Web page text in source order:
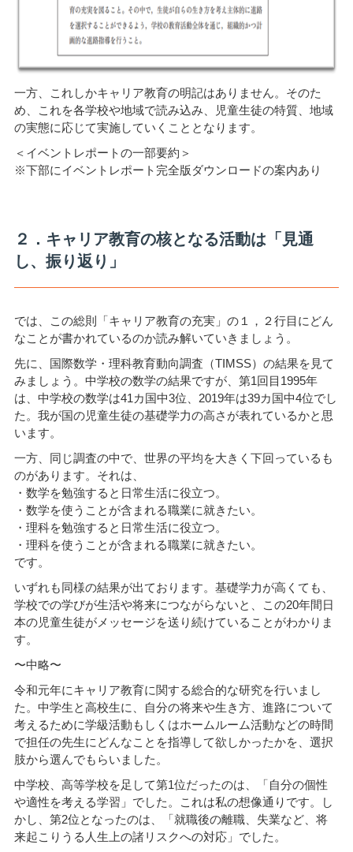
一方、これしかキャリア教育の明記はありません。そのた
め、これを各学校や地域で読み込み、児童生徒の特質、地域
の実態に応じて実施していくこととなります。
＜イベントレポートの一部要約＞
※下部にイベントレポート完全版ダウンロードの案内あり
２．キャリア教育の核となる活動は「見通
し、振り返り」
では、この総則「キャリア教育の充実」の１，２行目にどん
なことが書かれているのか読み解いていきましょう。
先に、国際数学・理科教育動向調査（TIMSS）の結果を見て
みましょう。中学校の数学の結果ですが、第1回目1995年
は、中学校の数学は41カ国中3位、2019年は39カ国中4位でし
た。我が国の児童生徒の基礎学力の高さが表れているかと思
います。
一方、同じ調査の中で、世界の平均を大きく下回っているも
のがあります。それは、
・数学を勉強すると日常生活に役立つ。
・数学を使うことが含まれる職業に就きたい。
・理科を勉強すると日常生活に役立つ。
・理科を使うことが含まれる職業に就きたい。
です。
いずれも同様の結果が出ております。基礎学力が高くても、
学校での学びが生活や将来につながらないと、この20年間日
本の児童生徒がメッセージを送り続けていることがわかりま
す。
〜中略〜
令和元年にキャリア教育に関する総合的な研究を行いまし
た。中学生と高校生に、自分の将来や生き方、進路について
考えるために学級活動もしくはホームルーム活動などの時間
で担任の先生にどんなことを指導して欲しかったかを、選択
肢から選んでもらいました。
中学校、高等学校を足して第1位だったのは、「自分の個性
や適性を考える学習」でした。これは私の想像通りです。し
かし、第2位となったのは、「就職後の離職、失業など、将
来起こりうる人生上の諸リスクへの対応」でした。